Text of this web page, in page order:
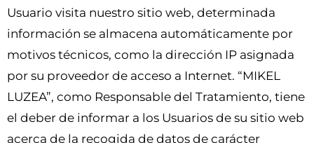
Usuario visita nuestro sitio web, determinada
información se almacena automáticamente por
motivos técnicos, como la dirección IP asignada
por su proveedor de acceso a Internet. “MIKEL
LUZEA”, como Responsable del Tratamiento, tiene
el deber de informar a los Usuarios de su sitio web
acerca de la recogida de datos de carácter